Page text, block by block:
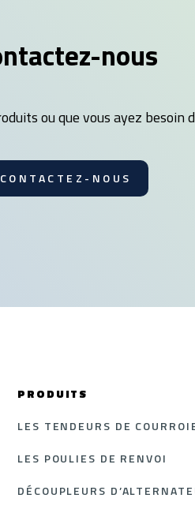
nous
ou que vous ayez besoin
CONTACTEZ-NOUS
PRODUITS
LES TENDEURS DE
LES POULIES DE RENVOI
DÉCOUPLEURS